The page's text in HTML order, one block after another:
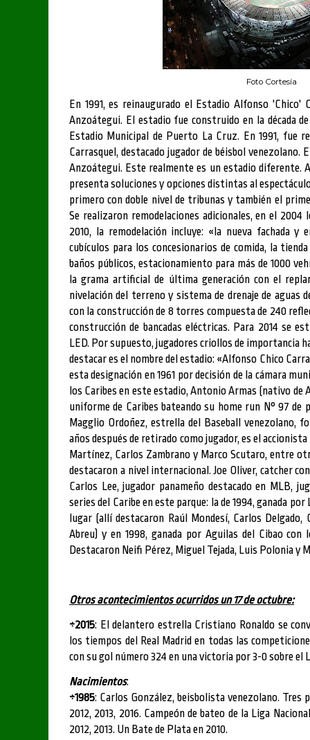
Foto Cortesía
En 1991, es reinaugurado el Estadio Alfonso
Anzoátegui. El estadio fue construido en la década
Estadio Municipal de Puerto La Cruz. En 1991, fue
Carrasquel, destacado jugador de béisbol venezolano.
Anzoátegui. Este realmente es un estadio diferente.
presenta soluciones y opciones distintas al
primero con doble nivel de tribunas y también el
Se realizaron remodelaciones adicionales, en el
2010, la remodelación incluye: «la nueva fachada
cubículos para los concesionarios de comida, la
baños públicos, estacionamiento para más de 1000
la grama artificial de última generación con el
nivelación del terreno y sistema de drenaje de aguas
con la construcción de 8 torres compuesta de 240
construcción de bancadas eléctricas. Para 2014 se
LED. Por supuesto, jugadores criollos de importancia
destacar es el nombre del estadio: «Alfonso Chico
esta designación en 1961 por decisión de la cámara
los Caribes en este estadio, Antonio Armas (nativo
uniforme de Caribes bateando su home run N° 97 de
Magglio Ordoñez, estrella del Baseball venezolano,
años después de retirado como jugador, es el
Martínez, Carlos Zambrano y Marco Scutaro, entre
destacaron a nivel internacional. Joe Oliver, catcher
Carlos Lee, jugador panameño destacado en MLB,
series del Caribe en este parque: la de 1994, ganada
lugar (allí destacaron Raúl Mondesí, Carlos
Abreu) y en 1998, ganada por Aguilas del Cibao con
Destacaron Neifi Pérez, Miguel Tejada, Luis Polonia y
Otros acontecimientos ocurridos un 17 de octubre:
÷2015: El delantero estrella Cristiano Ronaldo se
los tiempos del Real Madrid en todas las
con su gol número 324 en una victoria por 3-0 sobre el
Nacimientos:
÷1985: Carlos González, beisbolista venezolano. Tres
2012, 2013, 2016. Campeón de bateo de la Liga
2012, 2013. Un Bate de Plata en 2010.